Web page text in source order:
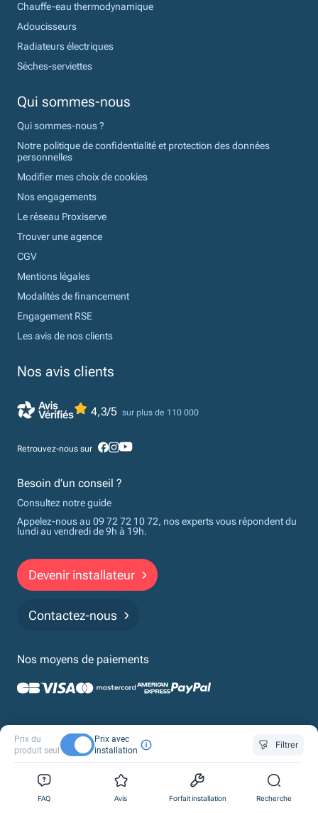
Chauffe-eau thermodynamique
Adoucisseurs
Radiateurs électriques
Sèches-serviettes
Qui sommes-nous
Qui sommes-nous ?
Notre politique de confidentialité et protection des données
personnelles
Modifier mes choix de cookies
Nos engagements
Le réseau Proxiserve
Trouver une agence
CGV
Mentions légales
Modalités de financement
Engagement RSE
Les avis de nos clients
Nos avis clients
4,3/5 sur plus de 110 000
Retrouvez-nous sur
Besoin d’un conseil ?
Consultez notre guide
Appelez-nous au 09 72 72 10 72, nos experts vous répondent du
lundi au vendredi de 9h à 19h.
Devenir installateur
Contactez-nous
Nos moyens de paiements
Politique de confidentialité
Financements
© 2026 Monchauffagisteprivé par Proxiserve. Tous droits réservés
Design & Développement by Tod.
Prix du
produit seul
Prix avec
installation
Filtrer
FAQ Avis Forfait installation Recherche